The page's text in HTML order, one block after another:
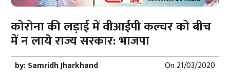
कोरोना की लड़ाई में वीआईपी कल्चर को बीच
में न लाये राज्य सरकार: भाजपा
by:Samridh Jharkhand On21/03/2020